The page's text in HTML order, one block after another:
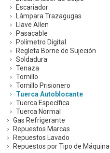
Escariador
Lámpara Trazagugas
Llave Allen
Pasacable
Polímetro Digital
Regleta Borne de Sujeción
Soldadura
Tenaza
Tornillo
Tornillo Prisionero
Tuerca Autoblocante
Tuerca Específica
Tuerca Normal
Gas Refrigerante
Repuestos Marcas
Repuestos Lavado
Repuestos por Tipo de Máquina